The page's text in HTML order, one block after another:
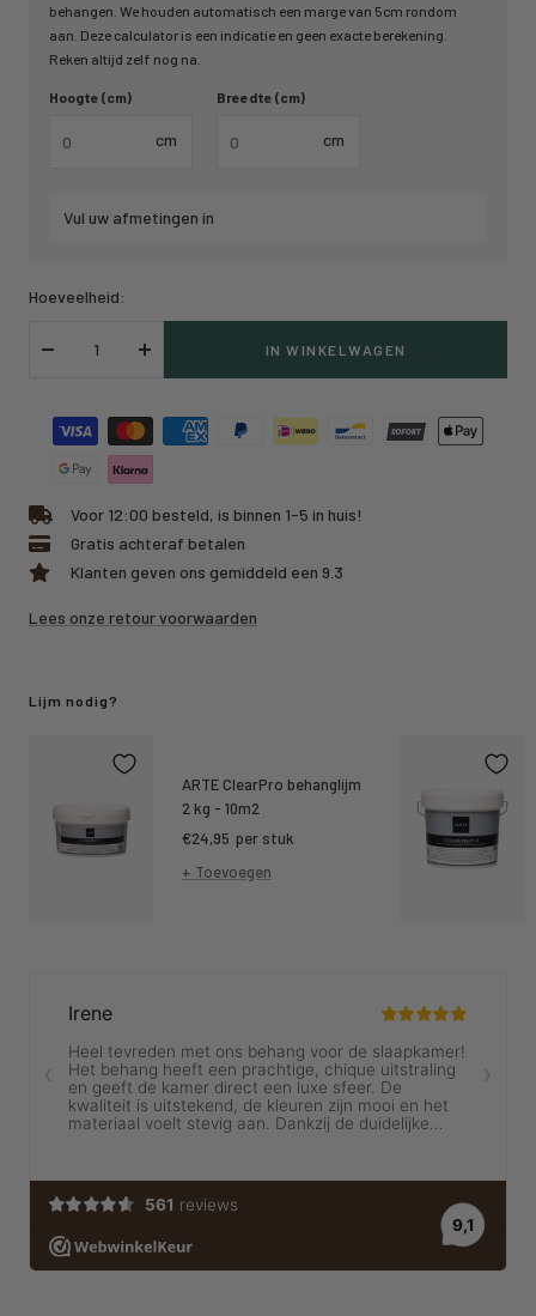
behangen. We houden automatisch een marge van 5cm rondom
aan. Deze calculator is een indicatie en geen exacte berekening.
Reken altijd zelf nog na.
Hoogte (cm)
cm
Breedte (cm)
cm
Vul uw afmetingen in
Hoeveelheid:
Verlaag
Verhoog
IN WINKELWAGEN
Voor 12:00 besteld, is binnen 1-5 in huis!
Gratis achteraf betalen
Klanten geven ons gemiddeld een 9.3
Lees onze retour voorwaarden
Lijm nodig?
ARTE ClearPro behanglijm
2 kg - 10m2
Kortings
prijs
€24,95 per stuk
+ Toevoegen